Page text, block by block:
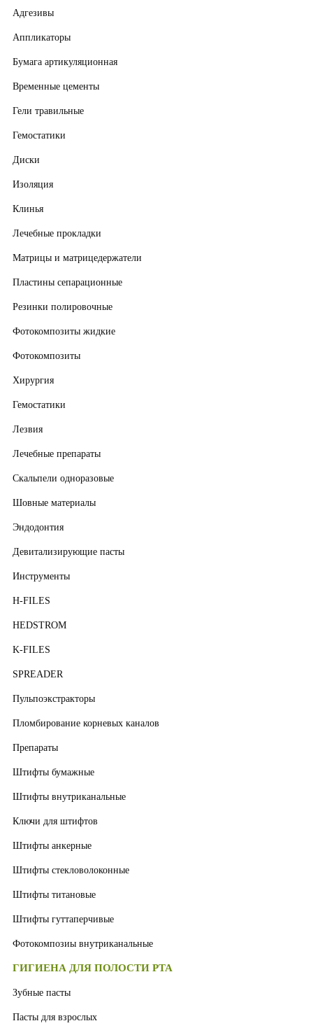
Адгезивы
Аппликаторы
Бумага артикуляционная
Временные цементы
Гели травильные
Гемостатики
Диски
Изоляция
Клинья
Лечебные прокладки
Матрицы и матрицедержатели
Пластины сепарационные
Резинки полировочные
Фотокомпозиты жидкие
Фотокомпозиты
Хирургия
Гемостатики
Лезвия
Лечебные препараты
Скальпели одноразовые
Шовные материалы
Эндодонтия
Девитализирующие пасты
Инструменты
H-FILES
HEDSTROM
K-FILES
SPREADER
Пульпоэкстракторы
Пломбирование корневых каналов
Препараты
Штифты бумажные
Штифты внутриканальные
Ключи для штифтов
Штифты анкерные
Штифты стекловолоконные
Штифты титановые
Штифты гуттаперчивые
Фотокомпозиы внутриканальные
ГИГИЕНА ДЛЯ ПОЛОСТИ РТА
Зубные пасты
Пасты для взрослых